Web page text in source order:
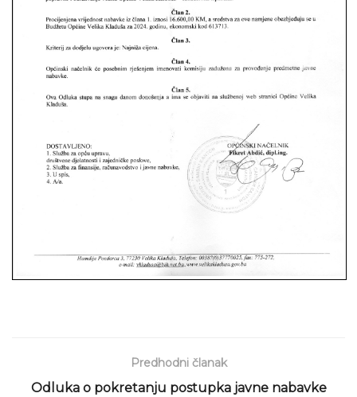
Predhodni članak
Odluka o pokretanju postupka javne nabavke